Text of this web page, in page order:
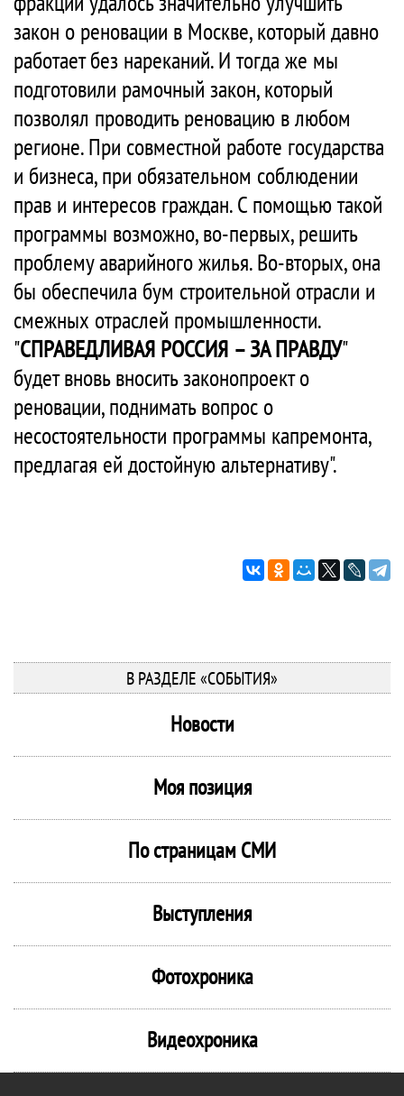
закон о реновации в Москве, который давно
работает без нареканий. И тогда же мы
подготовили рамочный закон, который
позволял проводить реновацию в любом
регионе. При совместной работе государства
и бизнеса, при обязательном соблюдении
прав и интересов граждан. С помощью такой
программы возможно, во-первых, решить
проблему аварийного жилья. Во-вторых, она
бы обеспечила бум строительной отрасли и
смежных отраслей промышленности.
"СПРАВЕДЛИВАЯ РОССИЯ – ЗА ПРАВДУ"
будет вновь вносить законопроект о
реновации, поднимать вопрос о
несостоятельности программы капремонта,
предлагая ей достойную альтернативу".
В РАЗДЕЛЕ «СОБЫТИЯ»
Новости
Моя позиция
По страницам СМИ
Выступления
Фотохроника
Видеохроника